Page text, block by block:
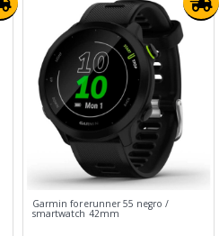
Garmin forerunner 55 negro /
smartwatch 42mm